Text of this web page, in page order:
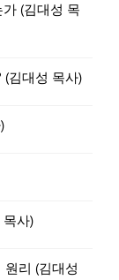
(김대성 목
(김대성 목사)
사)
리 (김대성